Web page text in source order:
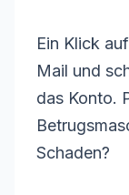
Ein Klick
Mail und
das Konto.
Schaden?